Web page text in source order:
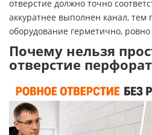
отверстие должно точно
аккуратнее выполнен канал, тем
оборудование герметично, ровно
Почему нельзя
отверстие